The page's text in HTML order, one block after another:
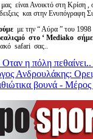
είναι Ανοικτό στη Κρίση
και στην Ενυπόγραφη
με την “ Αύρα ” του
στο ‘ Mediako
safari σας..
η πόλη πεθαίνει..
Ανδρουλάκης:
βουνά -